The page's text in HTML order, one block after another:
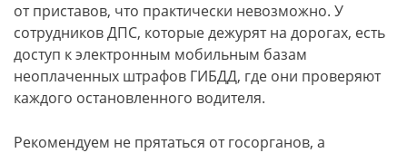
от приставов, что практически невозможно. У
сотрудников ДПС, которые дежурят на дорогах, есть
доступ к электронным мобильным базам
неоплаченных штрафов ГИБДД, где они проверяют
каждого остановленного водителя.
Рекомендуем не прятаться от госорганов, а